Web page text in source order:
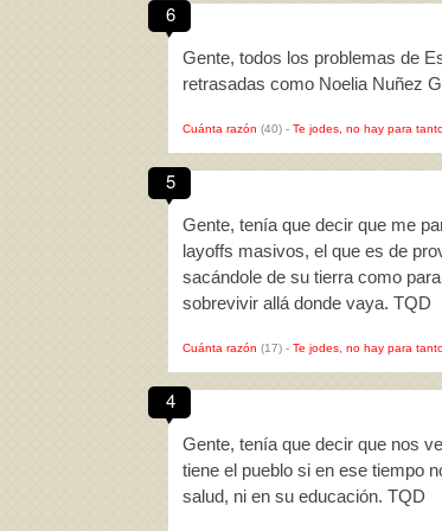
6
Gente, todos los problemas de
retrasadas como Noelia Nuñez
Cuánta razón (40) - Te jodes, no hay para
5
Gente, tenía que decir que me
layoffs masivos, el que es de
sacándole de su tierra como
sobrevivir allá donde vaya. TQD
Cuánta razón (17) - Te jodes, no hay para
4
Gente, tenía que decir que nos
tiene el pueblo si en ese tiempo
salud, ni en su educación. TQD